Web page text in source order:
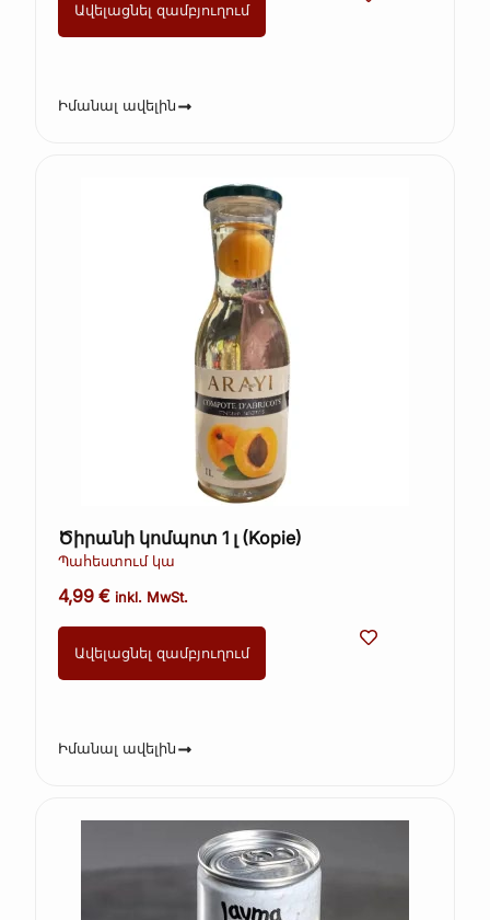
Ավելացնել զամբյուղում
Իմանալ ավելին
Ծիրանի կոմպոտ 1 լ (Kopie)
Պահեստում կա
4,99€ inkl. MwSt.
Ավելացնել զամբյուղում
Իմանալ ավելին